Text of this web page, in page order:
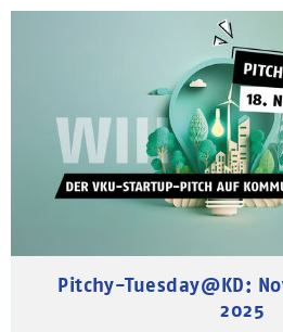
Pitchy-Tuesday@KD:
2025